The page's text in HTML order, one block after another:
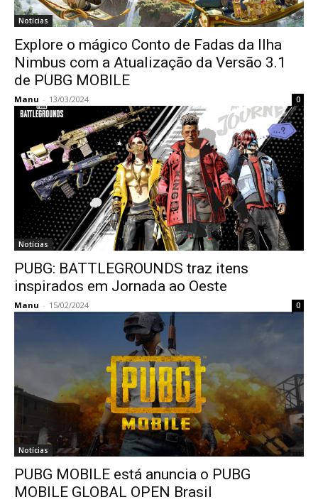
Notícias
Explore o mágico Conto de Fadas da Ilha
Nimbus com a Atualização da Versão 3.1
de PUBG MOBILE
Manu - 13/03/2024 0
Notícias
PUBG: BATTLEGROUNDS traz itens
inspirados em Jornada ao Oeste
Manu - 15/02/2024 0
Notícias
PUBG MOBILE está anuncia o PUBG
MOBILE GLOBAL OPEN Brasil